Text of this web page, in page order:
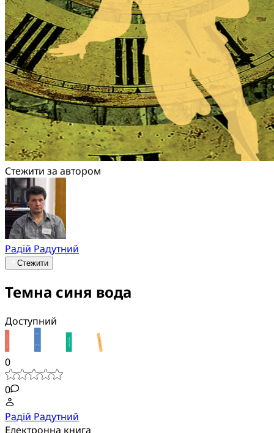
Стежити за автором
Радій Радутний
Стежити
Темна синя вода
Доступний
0
0
Радій Радутний
Електронна книга